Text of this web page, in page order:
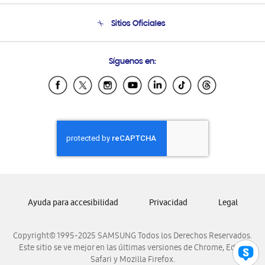
Soporte vía eMail
Sitios Oficiales
Samsung Ecuador
Samsung El Salvador
Samsung Honduras
Samsung Nicaragua
Samsung Panamá
Samsung Venezuela
Síguenos en:
Copyright© 1995-2025 SAMSUNG Todos los Derechos Reservados.
Este sitio se ve mejor en las últimas versiones de Chrome, Edge,
Safari y Mozilla Firefox.
Ayuda para accesibilidad Privacidad Legal